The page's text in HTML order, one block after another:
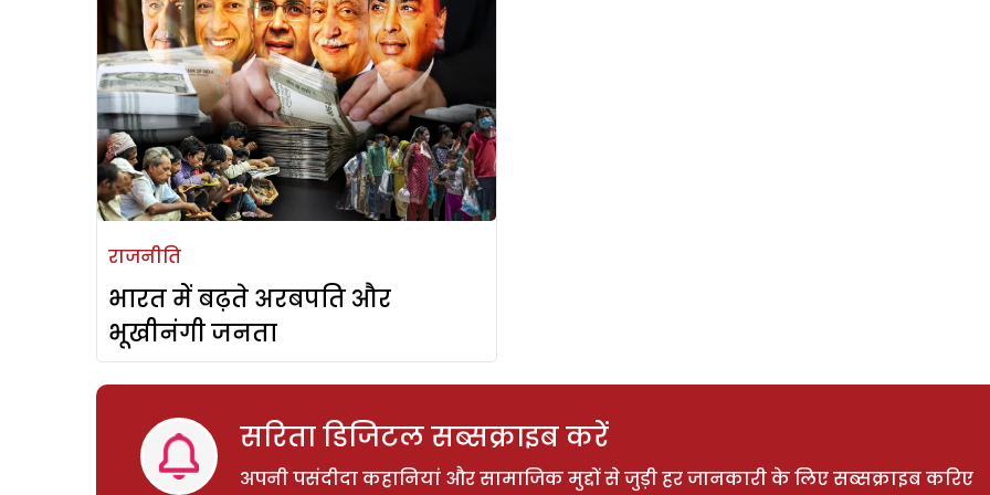
राजनीति
भारत में बढ़ते अरबपति और
भूखीनंगी जनता
सरिता डिजिटल सब्सक्राइब करें
अपनी पसंदीदा कहानियां और सामाजिक मुद्दों से जुड़ी हर जानकारी के लिए सब्सक्राइब करिए